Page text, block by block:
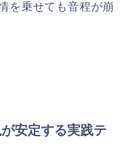
を乗せても音程が崩
安定する実践テ